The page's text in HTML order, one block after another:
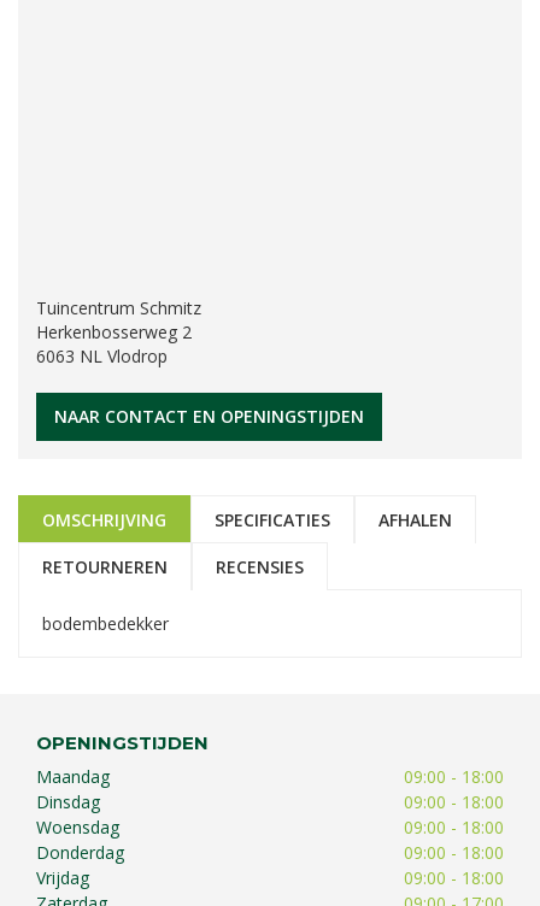
Tuincentrum Schmitz
Herkenbosserweg 2
6063 NL Vlodrop
NAAR CONTACT EN OPENINGSTIJDEN
OMSCHRIJVING SPECIFICATIES AFHALEN
RETOURNEREN RECENSIES
bodembedekker
OPENINGSTIJDEN
Maandag
09:00 - 18:00
Dinsdag
09:00 - 18:00
Woensdag
09:00 - 18:00
Donderdag
09:00 - 18:00
Vrijdag
09:00 - 18:00